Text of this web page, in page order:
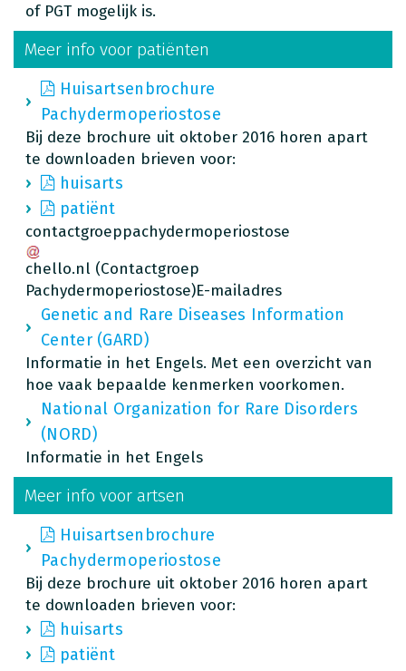
of PGT mogelijk is.
Meer info voor patiënten
Huisartsenbrochure
Pachydermoperiostose
Bij deze brochure uit oktober 2016 horen apart
te downloaden brieven voor:
huisarts
patiënt
contactgroeppachydermoperiostose
chello.nl (Contactgroep
Pachydermoperiostose)E-mailadres
Genetic and Rare Diseases Information
Center (GARD)
Informatie in het Engels. Met een overzicht van
hoe vaak bepaalde kenmerken voorkomen.
National Organization for Rare Disorders
(NORD)
Informatie in het Engels
Meer info voor artsen
Huisartsenbrochure
Pachydermoperiostose
Bij deze brochure uit oktober 2016 horen apart
te downloaden brieven voor:
huisarts
patiënt